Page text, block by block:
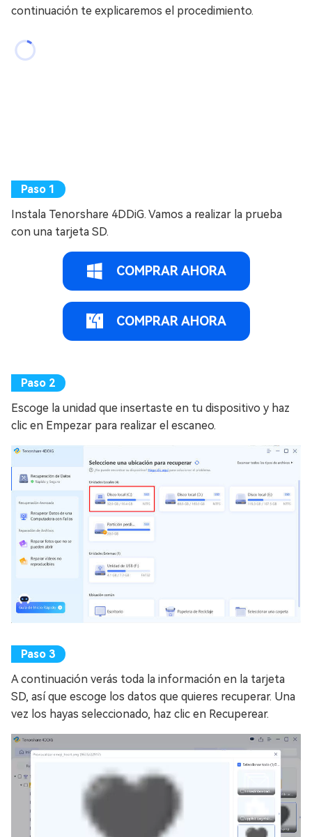
continuación te explicaremos el procedimiento.
Instala Tenorshare 4DDiG. Vamos a realizar la prueba
con una tarjeta SD.
COMPRAR AHORA
COMPRAR AHORA
Escoge la unidad que insertaste en tu dispositivo y haz
clic en Empezar para realizar el escaneo.
A continuación verás toda la información en la tarjeta
SD, así que escoge los datos que quieres recuperar. Una
vez los hayas seleccionado, haz clic en Recuperear.